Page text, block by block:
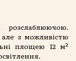
з можливістю
площею 12 м²